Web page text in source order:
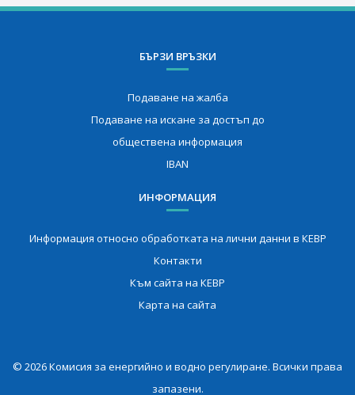
БЪРЗИ ВРЪЗКИ
Подаване на жалба
Подаване на искане за достъп до
обществена информация
IBAN
ИНФОРМАЦИЯ
Информация относно обработката на лични данни в КЕВР
Контакти
Към сайта на КЕВР
Карта на сайта
© 2026 Комисия за енергийно и водно регулиране. Всички права
запазени.